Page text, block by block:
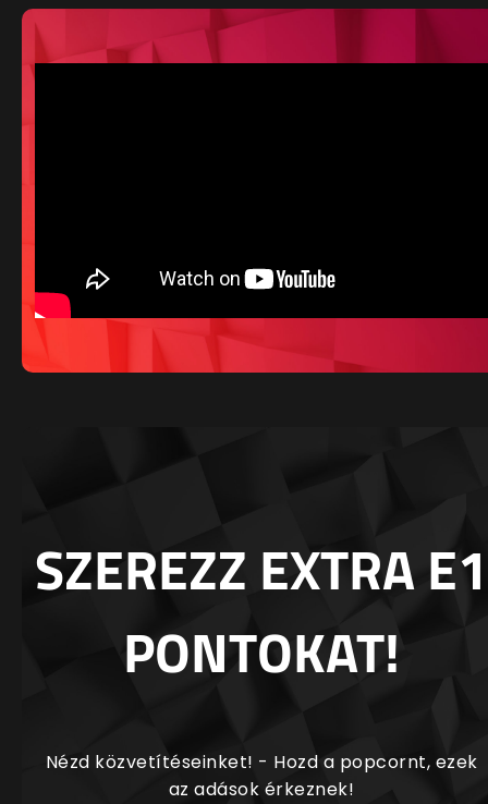
SZEREZZ EXTRA E1
PONTOKAT!
Nézd közvetítéseinket! - Hozd a popcornt, ezek
az adások érkeznek!